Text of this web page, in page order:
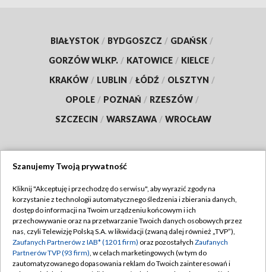
BIAŁYSTOK / BYDGOSZCZ / GDAŃSK /
GORZÓW WLKP. / KATOWICE / KIELCE /
KRAKÓW / LUBLIN / ŁÓDŹ / OLSZTYN /
OPOLE / POZNAŃ / RZESZÓW /
SZCZECIN / WARSZAWA / WROCŁAW
TVP
Abonament TVP
Emisja w TVP
Centrum informacji TVP
Regulamin TVP
Polityka prywatności
Moje zgody
Szanujemy Twoją prywatność
Kliknij "Akceptuję i przechodzę do serwisu", aby wyrazić zgody na
korzystanie z technologii automatycznego śledzenia i zbierania danych,
dostęp do informacji na Twoim urządzeniu końcowym i ich
przechowywanie oraz na przetwarzanie Twoich danych osobowych przez
nas, czyli Telewizję Polską S.A. w likwidacji (zwaną dalej również „TVP”),
Zaufanych Partnerów z IAB* (1201 firm) oraz pozostałych Zaufanych
Partnerów TVP (93 firm), w celach marketingowych (w tym do
zautomatyzowanego dopasowania reklam do Twoich zainteresowań i